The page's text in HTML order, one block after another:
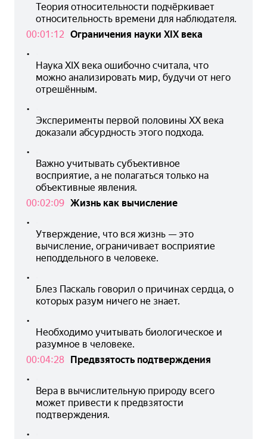
Теория относительности подчёркивает
относительность времени для наблюдателя.
00:01:12 Ограничения науки XIX века
Наука XIX века ошибочно считала, что
можно анализировать мир, будучи от него
отрешённым.
Эксперименты первой половины XX века
доказали абсурдность этого подхода.
Важно учитывать субъективное
восприятие, а не полагаться только на
объективные явления.
00:02:09 Жизнь как вычисление
Утверждение, что вся жизнь — это
вычисление, ограничивает восприятие
неподдельного в человеке.
Блез Паскаль говорил о причинах сердца, о
которых разум ничего не знает.
Необходимо учитывать биологическое и
разумное в человеке.
00:04:28 Предвзятость подтверждения
Вера в вычислительную природу всего
может привести к предвзятости
подтверждения.